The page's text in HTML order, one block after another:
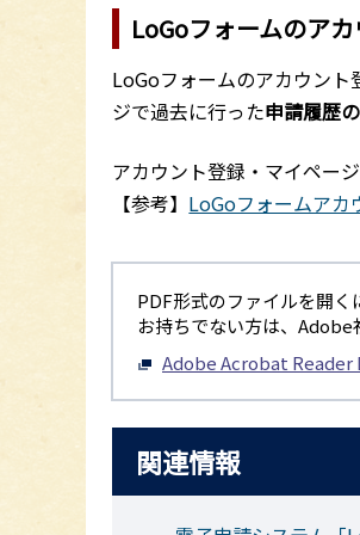
LoGoフォームのア
LoGoフォームのアカウント
ジで過去に行った申請履歴
アカウント登録・マイペー
【参考】 LoGoフォームアカ
PDF形式のファイルを開
お持ちでない方は、Adobe
Adobe Acrobat Reader
関連情報